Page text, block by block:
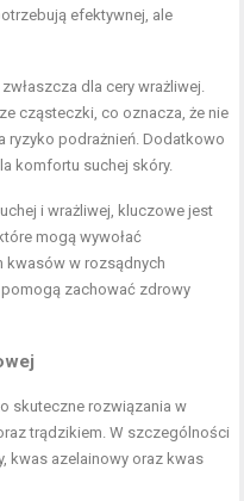
efektywnej, ale
dla cery wrażliwej.
cząsteczki, co oznacza, że nie
ryzyko podrażnień. Dodatkowo
komfortu suchej skóry.
i wrażliwej, kluczowe jest
mogą wywołać
kwasów w rozsądnych
pomogą zachować zdrowy
skuteczne rozwiązania w
trądzikiem. W szczególności
kwas azelainowy oraz kwas